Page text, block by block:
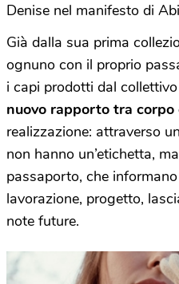
Denise nel manifesto di
Già dalla sua prima
ognuno con il proprio
i capi prodotti dal
nuovo rapporto tra corpo
realizzazione: attraverso
non hanno un’etichetta,
passaporto, che
lavorazione, progetto,
note future.